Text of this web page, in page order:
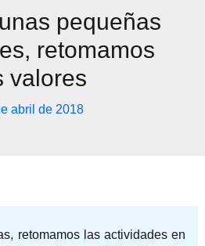
pequeñas
retomamos
valores
abril de 2018
retomamos las actividades en